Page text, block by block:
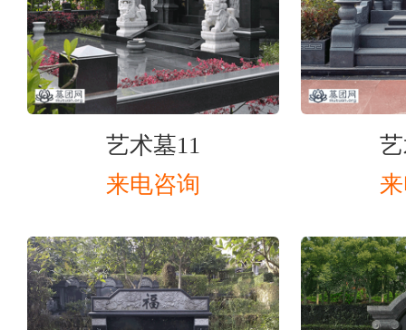
艺术墓11
来电咨询